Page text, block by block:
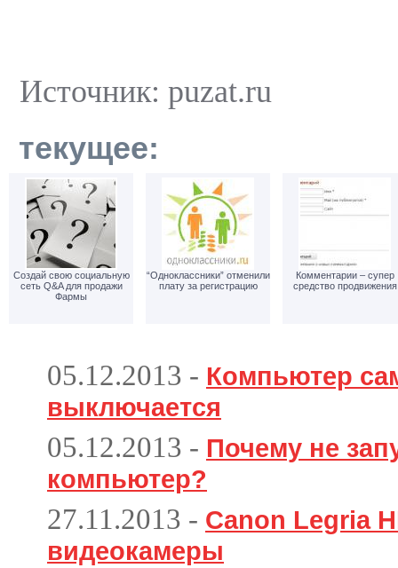
Источник: puzat.ru
текущее:
Создай свою социальную
сеть Q&A для продажи
Фармы
“Одноклассники” отменили
плату за регистрацию
Комментарии – супер
средство продвижения
05.12.2013 - Компьютер
выключается
05.12.2013 - Почему не
компьютер?
27.11.2013 - Canon Legria
видеокамеры